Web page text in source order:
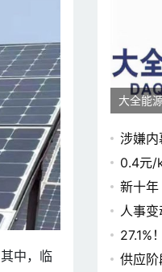
中，临
大全能
0亿元
涉嫌
0.4元/
贴
新十
省光
人事
27.1%
证率突
供应